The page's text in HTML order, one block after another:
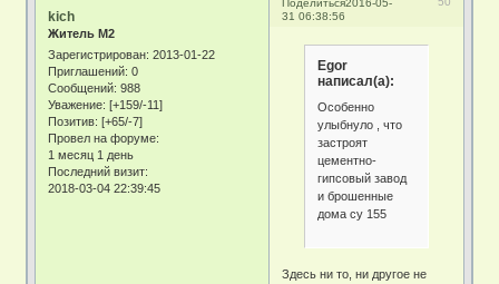
31 06:38:56
kich
Житель М2
Зарегистрирован: 2013-01-22
Приглашений: 0
Сообщений: 988
Уважение: [+159/-11]
Позитив: [+65/-7]
Провел на форуме:
1 месяц 1 день
Последний визит:
2018-03-04 22:39:45
Egor
написал(а):
Особенно
улыбнуло , что
застроят
цементно-
гипсовый завод
и брошенные
дома су 155
Здесь ни то, ни другое не